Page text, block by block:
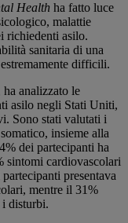
Health ha fatto luce
malattie
richiedenti asilo.
sanitaria di una
difficili.
analizzato le
asilo negli Stati Uniti,
Sono stati valutati i
insieme alla
dei partecipanti ha
sintomi cardiovascolari
presentava
mentre il 31%
i disturbi.